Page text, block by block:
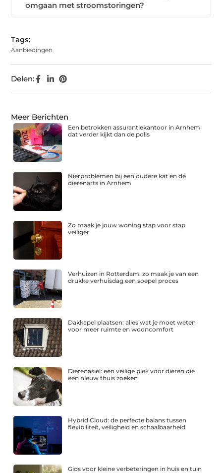
omgaan met stroomstoringen?
Tags:
Aanbiedingen
Delen:
Meer Berichten
Een betrokken assurantiekantoor in Arnhem
dat verder kijkt dan de polis
Nierproblemen bij een oudere kat en de
dierenarts in Arnhem
Zo maak je jouw woning stap voor stap
veiliger
Verhuizen in Rotterdam: zo maak je van een
drukke verhuisdag een soepel proces
Dakkapel plaatsen: alles wat je moet weten
voor meer ruimte en wooncomfort
Dierenasiel: een veilige plek voor dieren die
een nieuw thuis zoeken
Hybrid Cloud: de perfecte balans tussen
flexibiliteit, veiligheid en schaalbaarheid
Gids voor kleine verbeteringen in huis en tuin